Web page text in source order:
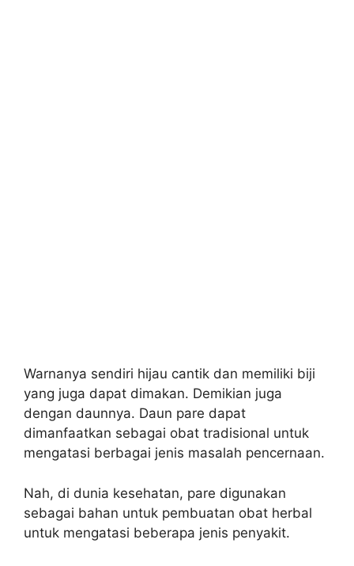
Warnanya sendiri hijau cantik dan memiliki biji
yang juga dapat dimakan. Demikian juga
dengan daunnya. Daun pare dapat
dimanfaatkan sebagai obat tradisional untuk
mengatasi berbagai jenis masalah pencernaan.
Nah, di dunia kesehatan, pare digunakan
sebagai bahan untuk pembuatan obat herbal
untuk mengatasi beberapa jenis penyakit.